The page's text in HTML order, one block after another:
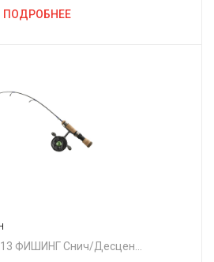
ПОДРОБНЕЕ
ФИШИНГ Снич/Десцент